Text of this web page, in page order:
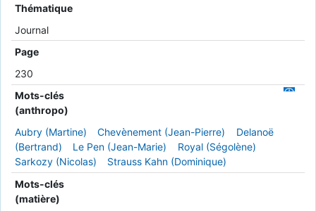
Thématique
Journal
Page
230
Mots-clés
(anthropo)
Aubry (Martine)
Chevènement (Jean-Pierre)
Delanoë
(Bertrand)
Le Pen (Jean-Marie)
Royal (Ségolène)
Sarkozy (Nicolas)
Strauss Kahn (Dominique)
Mots-clés
(matière)